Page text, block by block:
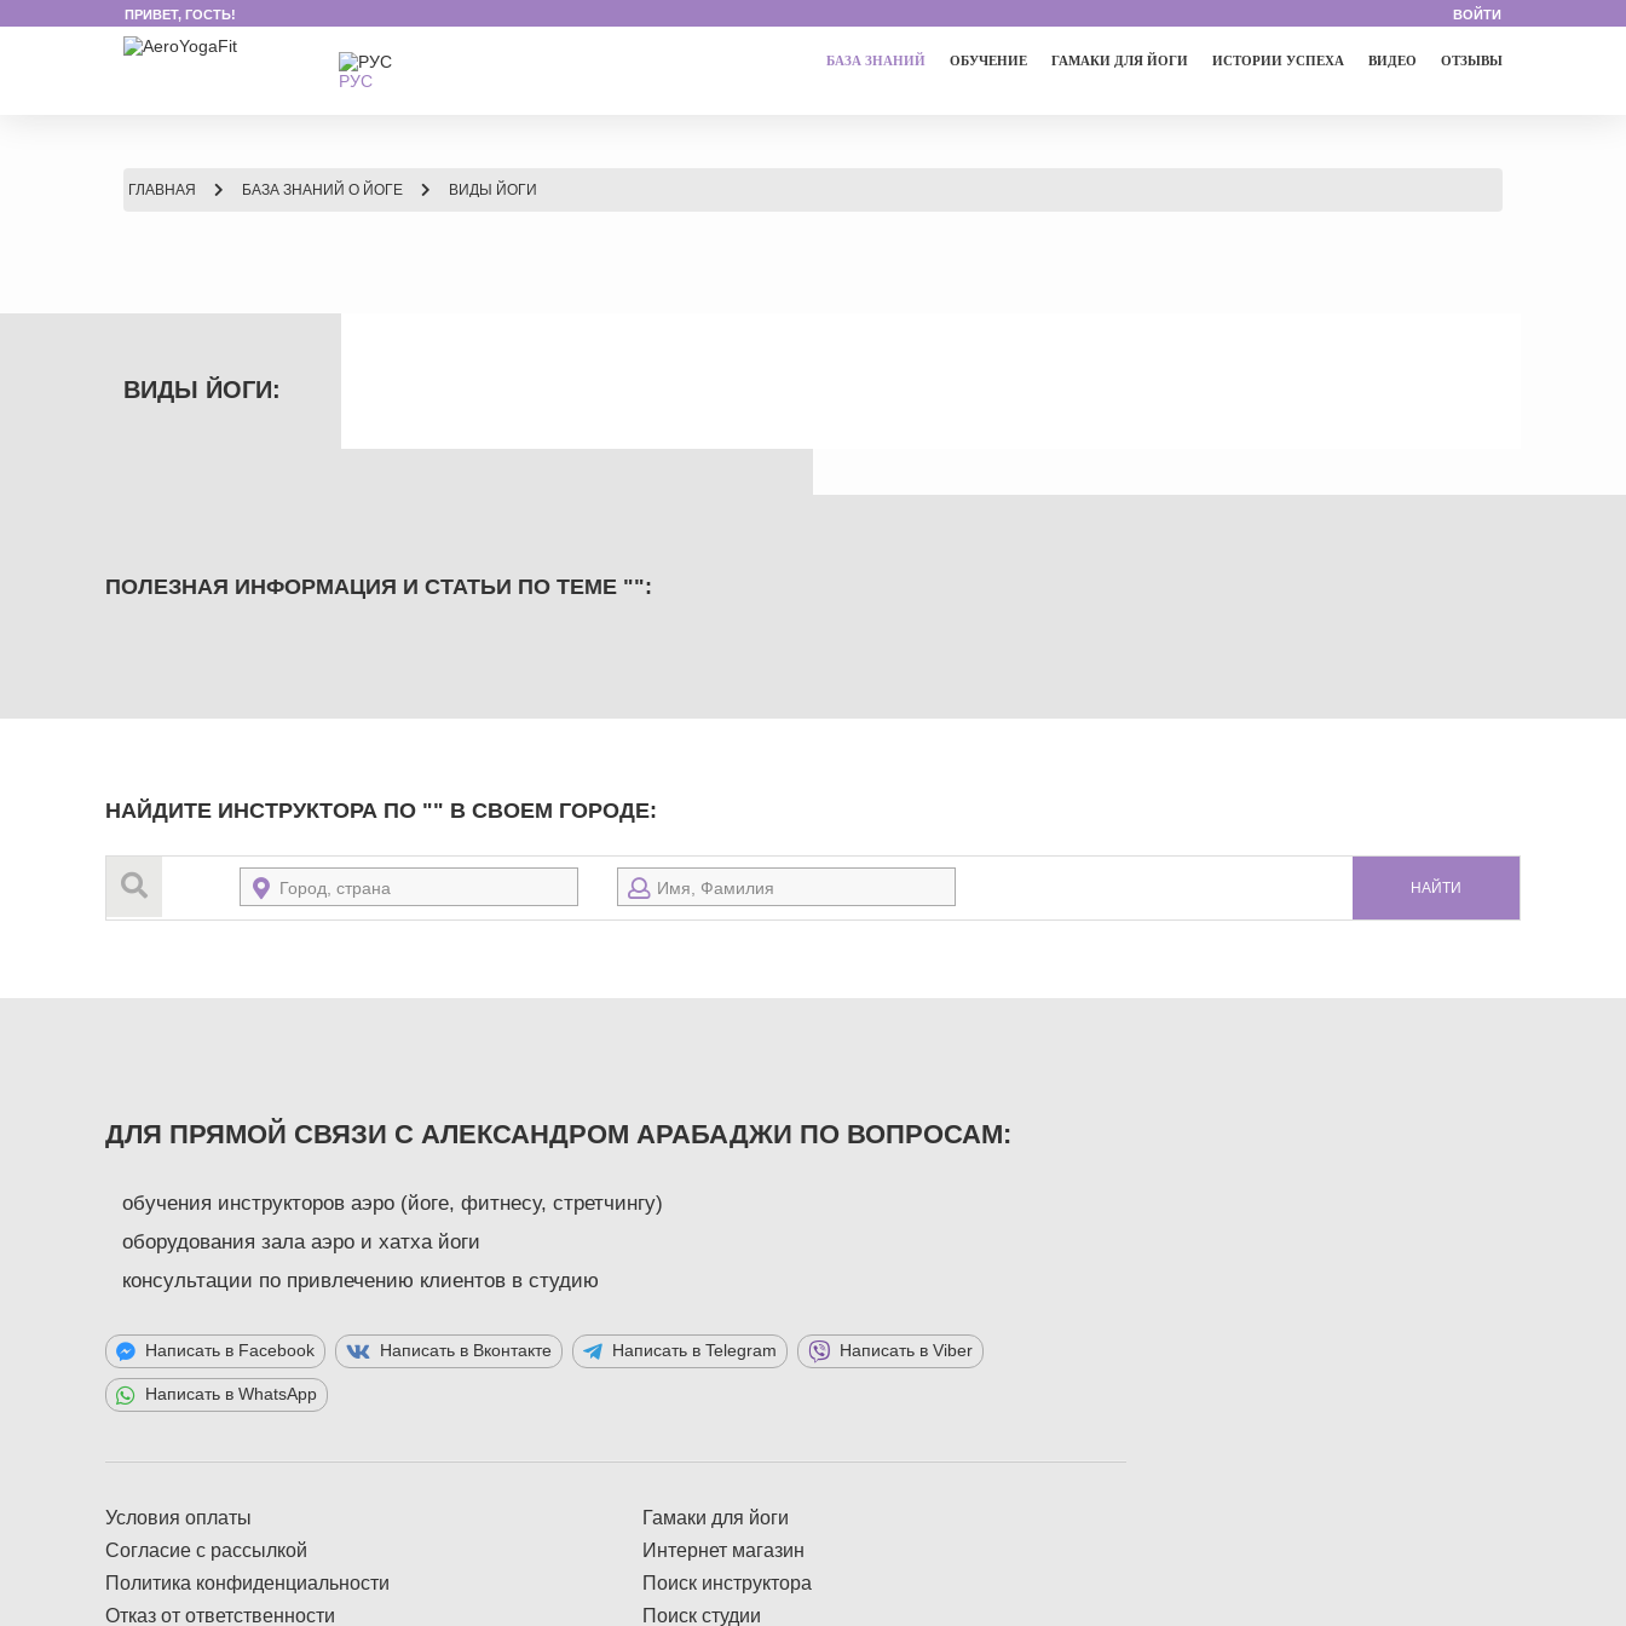
ГЛАВНАЯ БАЗА ЗНАНИЙ О ЙОГЕ ВИДЫ ЙОГИ
ВИДЫ ЙОГИ:
ПОЛЕЗНАЯ ИНФОРМАЦИЯ И СТАТЬИ ПО ТЕМЕ "":
НАЙДИТЕ ИНСТРУКТОРА ПО "" В СВОЕМ ГОРОДЕ:
НАЙТИ
ВОЙТИ
ПРИВЕТ, ГОСТЬ!
РУС
БАЗА ЗНАНИЙ ОБУЧЕНИЕ ГАМАКИ ДЛЯ ЙОГИ ИСТОРИИ УСПЕХА ВИДЕО ОТЗЫВЫ
ДЛЯ ПРЯМОЙ СВЯЗИ С АЛЕКСАНДРОМ АРАБАДЖИ ПО ВОПРОСАМ:
обучения инструкторов аэро (йоге, фитнесу, стретчингу)
оборудования зала аэро и хатха йоги
консультации по привлечению клиентов в студию
Написать в Facebook Написать в Вконтакте Написать в Telegram Написать в Viber
Написать в WhatsApp
Условия оплаты
Согласие с рассылкой
Политика конфиденциальности
Отказ от ответственности
Гамаки для йоги
Интернет магазин
Поиск инструктора
Поиск студии